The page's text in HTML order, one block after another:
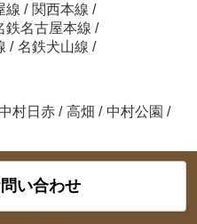
線 / 関西本線 /
鉄名古屋本線 /
/ 名鉄犬山線 /
中村日赤 / 高畑 / 中村公園 /
い合わせ